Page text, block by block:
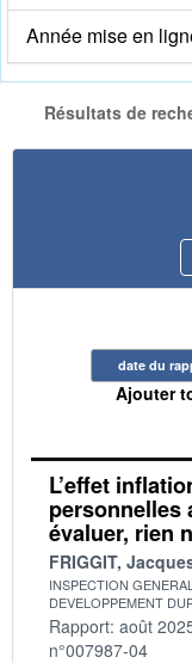
Année mise en
Résultats de
date du
Ajouter
L’effet
personnelles
évaluer, rien
FRIGGIT,
INSPECTION
DEVELOPPEMENT
Rapport: août
n°007987-04